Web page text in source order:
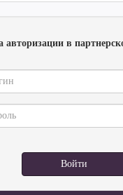
в
Войти